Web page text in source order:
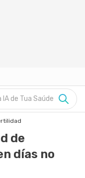
IA de Tua Saúde
de
días no